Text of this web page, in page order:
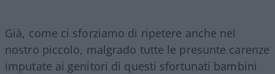
Già, come ci sforziamo di ripetere anche nel
nostro piccolo, malgrado tutte le presunte carenze
imputate ai genitori di questi sfortunati bambini